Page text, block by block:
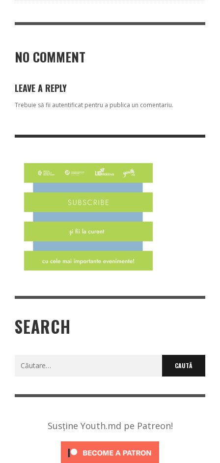
NO COMMENT
LEAVE A REPLY
Trebuie să fii autentificat pentru a publica un comentariu.
SEARCH
Caută
Susține Youth.md pe Patreon!